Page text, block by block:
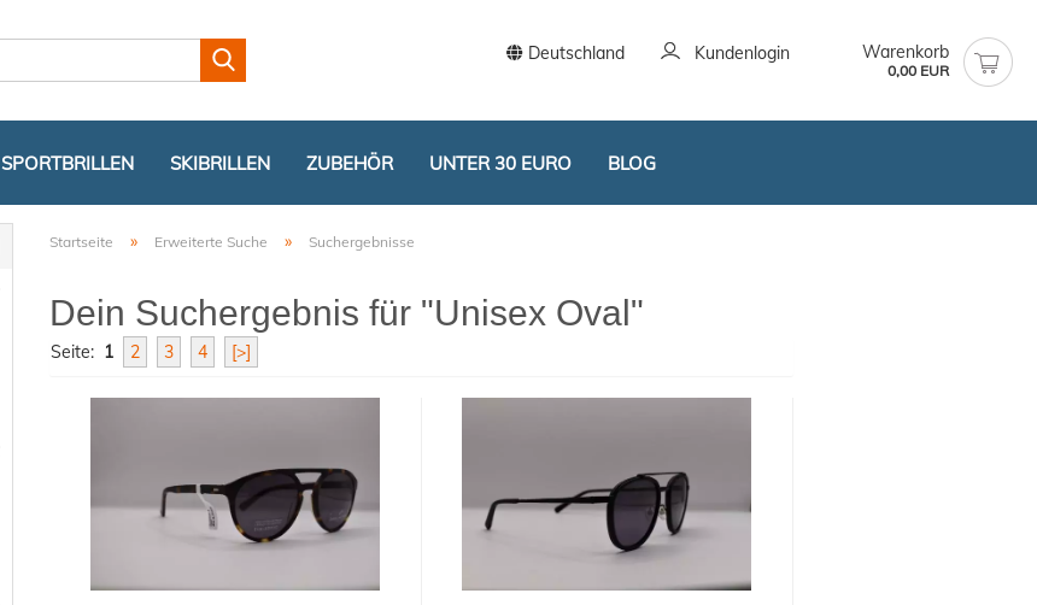
Deutschland
Lieferland
Kundenlogin
Konto erstellen
Warenkorb
0,00 EUR
SPORTBRILLEN SKIBRILLEN ZUBEHÖR UNTER 30 EURO BLOG
Startseite » Erweiterte Suche » Suchergebnisse
Dein Suchergebnis für "Unisex Oval"
Seite: 1 2 3 4 [>]